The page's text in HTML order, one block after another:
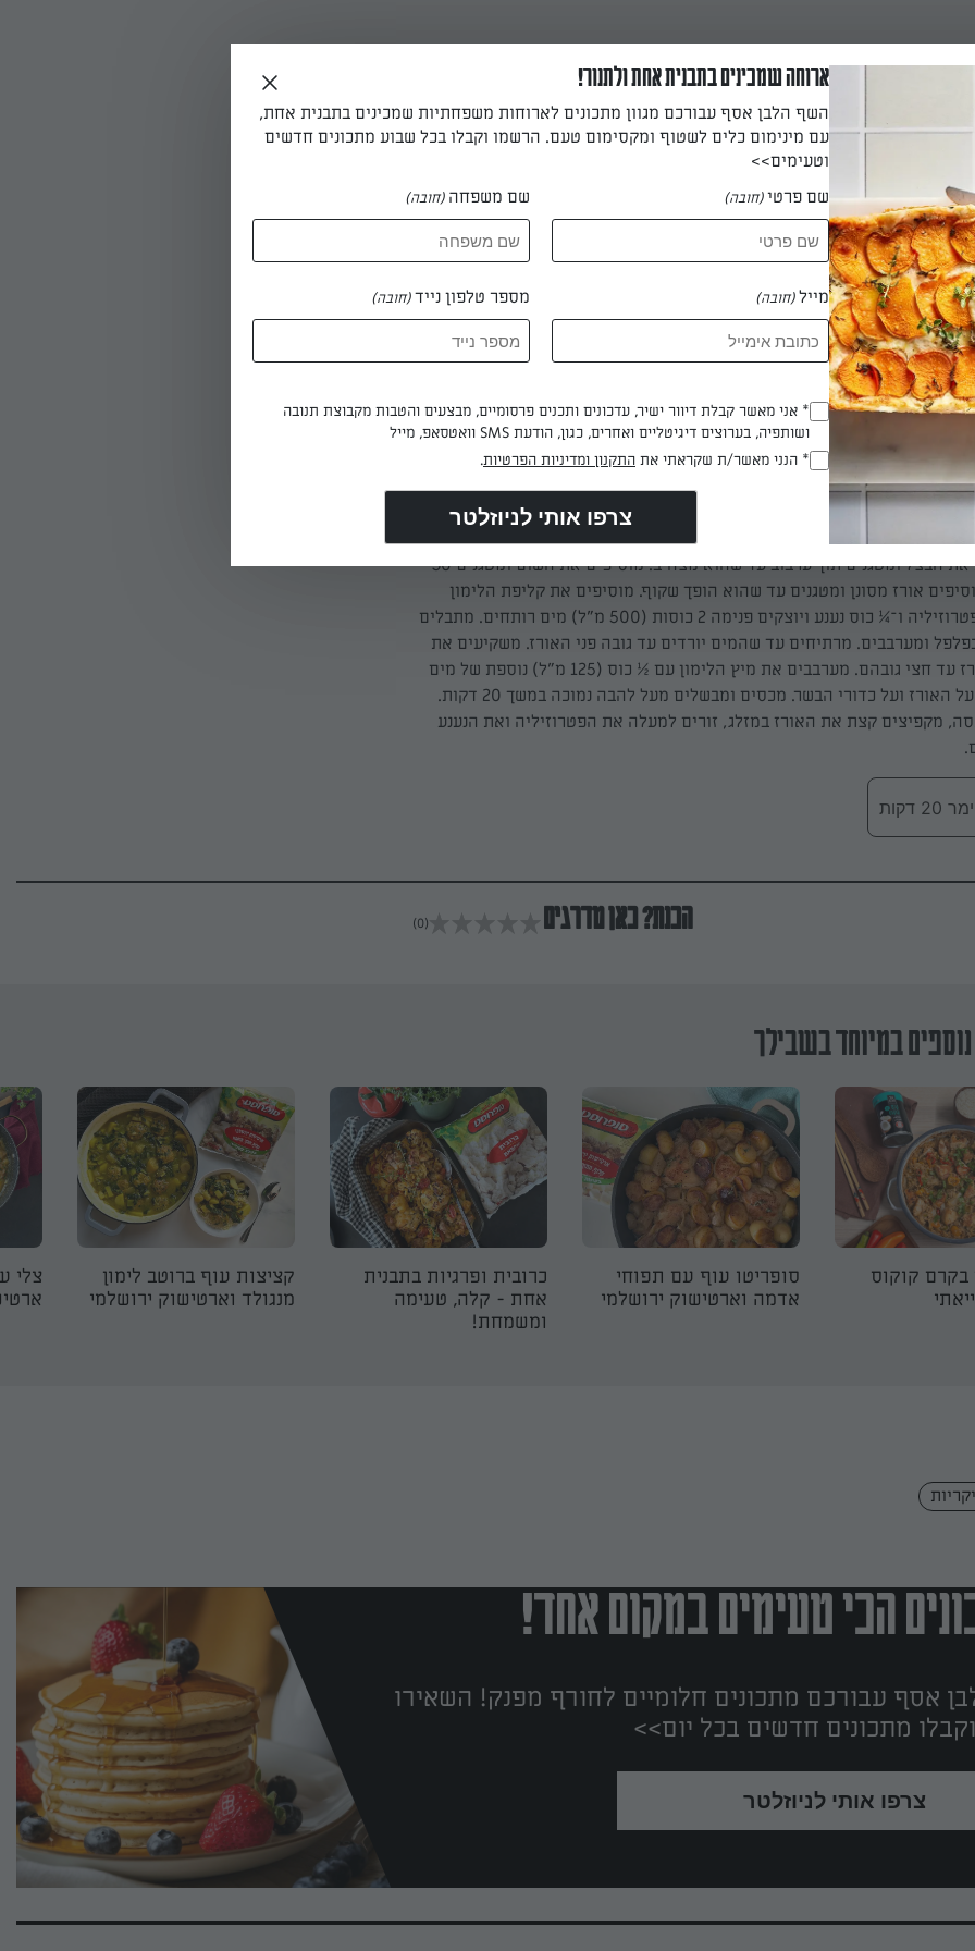
ושורים במים למשך 10 דקות.
הבשר. מערבבים יחד בשר, ½ כוס פטרוזיליה קצוצה דק, ¼ כוס נענע קצוצה דק,
הלימון, אבקת אפייה, סובין וביצה ומתבלים בכמון, במלח, בפלפל ובסוכר. לשים
קטנים.
מחממים את השמן במחבת עמוקה בעלת ציפוי מונע הדבקות בקוטר 26-24 ס"מ. מטגנים את כדורי
הבשר בשמן החם במשך כ־5 דקות עד שהם משחימים מכל עבריהם. מוציאים את כדורי הבשר
מוסיפים למחבת את הבצל ומטגנים תוך ערבוב עד שהוא מצהיב. מוסיפים את השום ומטגנים 30
אורז מסונן ומטגנים עד שהוא הופך שקוף. מוסיפים את קליפת הלימון
הנותרת, ½ כוס פטרוזיליה ו־¼ כוס נענע ויוצקים פנימה 2 כוסות (500 מ"ל) מים רותחים. מתבלים
ומערבבים. מרתיחים עד שהמים יורדים עד גובה פני האורז. משקיעים את
כדורי הבשר באורז עד חצי גובהם. מערבבים את מיץ הלימון עם ½ כוס (125 מ"ל) נוספת של מים
רותחים ויוצקים על האורז ועל כדורי הבשר. מכסים ומבשלים מעל להבה נמוכה במשך 20 דקות.
מקפיצים קצת את האורז במזלג, זורים למעלה את הפטרוזיליה ואת הנענע
דקות
הכנת? כאן מדרגים (0)
במיוחד בשבילך
בקרם קוקוס
סופריטו עוף עם תפוחי
אדמה וארטישוק ירושלמי
כרובית ופרגיות בתבנית
אחת - קלה, טעימה
ומשמחת!
קציצות עוף ברוטב לימון
מנגולד וארטישוק ירושלמי
צלי
הכי טעימים במקום אחד!
אסף עבורכם מתכונים חלומיים לחורף מפנק! השאירו
מתכונים חדשים בכל יום>>
צרפו אותי לניוזלטר
ארוחה שמכינים בתבנית אחת ולתנור!
השף הלבן אסף עבורכם מגוון מתכונים לארוחות משפחתיות שמכינים בתבנית אחת,
עם מינימום כלים לשטוף ומקסימום טעם. הרשמו וקבלו בכל שבוע מתכונים חדשים
וטעימים>>
שם פרטי(חובה) שם משפחה (חובה)
מייל(חובה) מספר טלפון נייד(חובה)
(חובה)
* אני מאשר קבלת דיוור ישיר, עדכונים ותכנים פרסומיים, מבצעים והטבות מקבוצת תנובה
ושותפיה, בערוצים דיגיטליים ואחרים, כגון, הודעת SMS וואטסאפ, מייל
(חובה)
* הנני מאשר/ת שקראתי את התקנון ומדיניות הפרטיות.